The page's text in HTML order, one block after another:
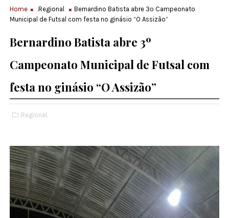
Home .Regional
Bernardino Batista abre 3º Campeonato
Municipal de Futsal com festa no ginásio “O Assizão”
Bernardino Batista abre 3º
Campeonato Municipal de Futsal com
festa no ginásio “O Assizão”
.Regional,